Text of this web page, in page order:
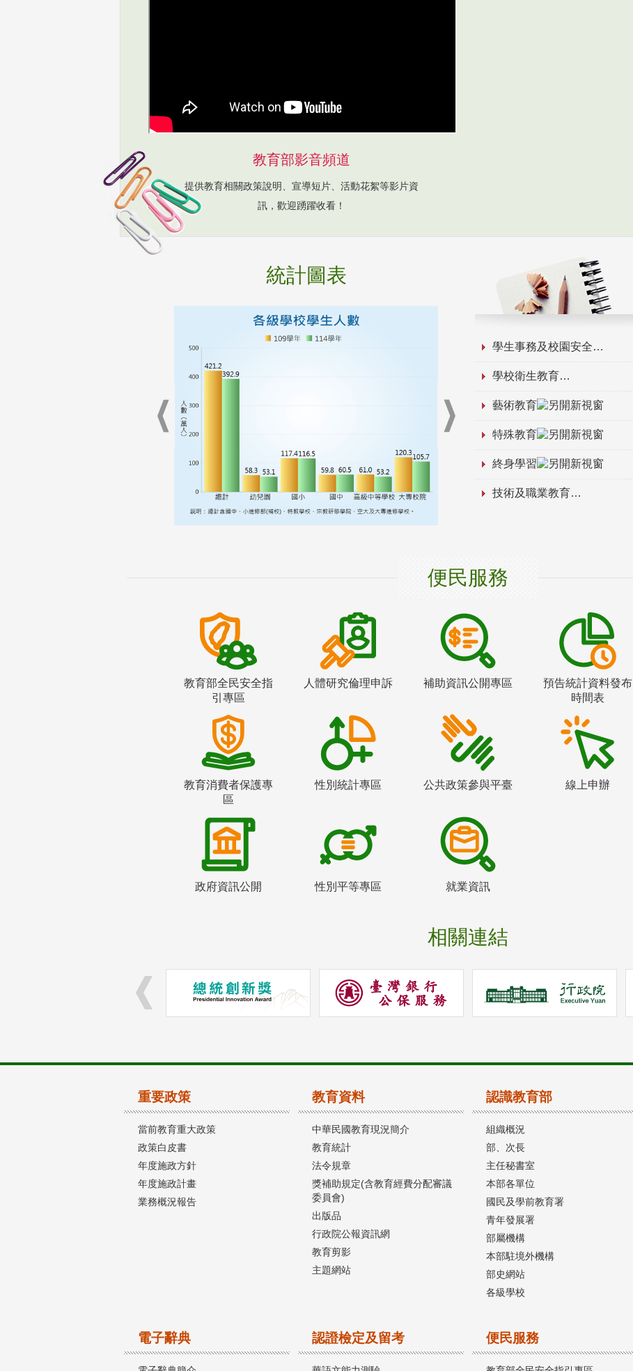
教育部影音頻道
提供教育相關政策說明、宣導短片、活動花絮等影片資
訊，歡迎踴躍收看！
統計圖表
學生事務及校園安全
學校衛生教育
藝術教育
特殊教育
終身學習
技術及職業教育
便民服務
教育部全民安全指
引專區
人體研究倫理申訴 補助資訊公開專區
預告統計資料發布
時間表
教育消費者保護專
區
性別統計專區 公共政策參與平臺 線上申辦
政府資訊公開 性別平等專區 就業資訊
相關連結
重要政策
當前教育重大政策
政策白皮書
年度施政方針
年度施政計畫
業務概況報告
教育資料
中華民國教育現況簡介
教育統計
法令規章
獎補助規定(含教育經費分配審議
委員會)
出版品
行政院公報資訊網
教育剪影
主題網站
認識教育部
組織概況
部、次長
主任秘書室
本部各單位
國民及學前教育署
青年發展署
部屬機構
本部駐境外機構
部史網站
各級學校
電子辭典 認證檢定及留考 便民服務